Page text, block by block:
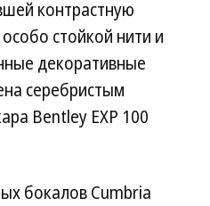
контрастную
стойкой нити и
декоративные
серебристым
Bentley EXP 100
бокалов Cumbria